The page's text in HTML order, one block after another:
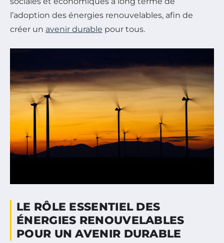
l’adoption des énergies renouvelables, afin de
créer un avenir durable pour tous.
LE RÔLE ESSENTIEL DES
ÉNERGIES RENOUVELABLES
POUR UN AVENIR DURABLE